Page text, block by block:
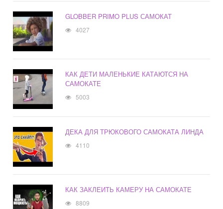
GLOBBER PRIMO PLUS САМОКАТ
4027
КАК ДЕТИ МАЛЕНЬКИЕ КАТАЮТСЯ НА
САМОКАТЕ
5003
ДЕКА ДЛЯ ТРЮКОВОГО САМОКАТА ЛИНДА
4110
КАК ЗАКЛЕИТЬ КАМЕРУ НА САМОКАТЕ
8809